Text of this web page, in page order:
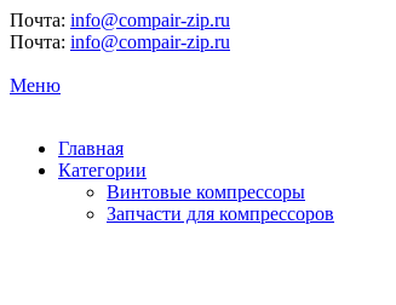
Почта: info@compair-zip.ru
Почта: info@compair-zip.ru
Меню
Главная
Категории
Винтовые компрессоры
Запчасти для компрессоров